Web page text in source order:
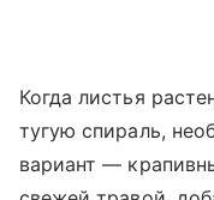
Когда листья
тугую спираль,
вариант —